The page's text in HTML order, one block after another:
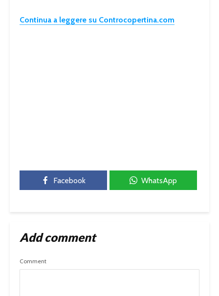
Continua a leggere su Controcopertina.com
Facebook WhatsApp
Add comment
Comment